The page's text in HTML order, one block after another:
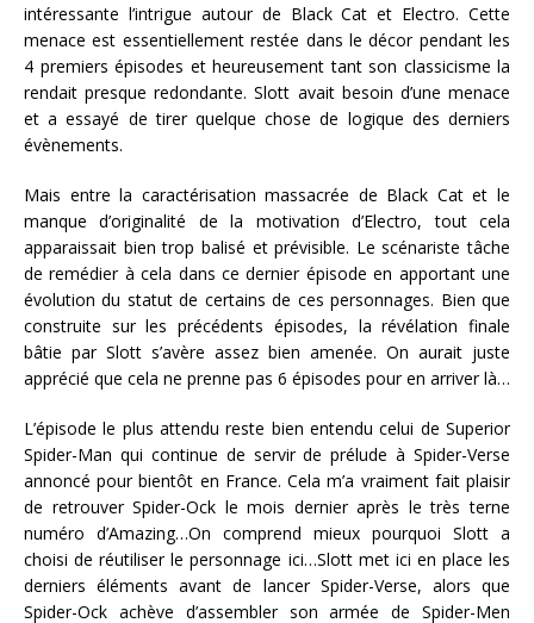
intéressante l’intrigue autour de Black Cat et Electro. Cette
menace est essentiellement restée dans le décor pendant les
4 premiers épisodes et heureusement tant son classicisme la
rendait presque redondante. Slott avait besoin d’une menace
et a essayé de tirer quelque chose de logique des derniers
évènements.
Mais entre la caractérisation massacrée de Black Cat et le
manque d’originalité de la motivation d’Electro, tout cela
apparaissait bien trop balisé et prévisible. Le scénariste tâche
de remédier à cela dans ce dernier épisode en apportant une
évolution du statut de certains de ces personnages. Bien que
construite sur les précédents épisodes, la révélation finale
bâtie par Slott s’avère assez bien amenée. On aurait juste
apprécié que cela ne prenne pas 6 épisodes pour en arriver là…
L’épisode le plus attendu reste bien entendu celui de Superior
Spider-Man qui continue de servir de prélude à Spider-Verse
annoncé pour bientôt en France. Cela m’a vraiment fait plaisir
de retrouver Spider-Ock le mois dernier après le très terne
numéro d’Amazing…On comprend mieux pourquoi Slott a
choisi de réutiliser le personnage ici…Slott met ici en place les
derniers éléments avant de lancer Spider-Verse, alors que
Spider-Ock achève d’assembler son armée de Spider-Men